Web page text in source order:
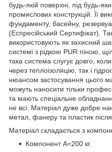
будь-якій поверхні, під будь-
промислових конструкцій. Її
фундаменту, басейну,
(Еспресійський Сертифікат).
використовують як захисний
системі з рідкою PUR піною,
така система слугує довго, коли
через теплоізоляцію, так і
нюансом застосування цього
можуть наносити тільки
та мають спеціальне
не всі. Матеріал дуже добре
метал, фанеру та пластик
Матеріал складається з
Компонент А=200 кг.